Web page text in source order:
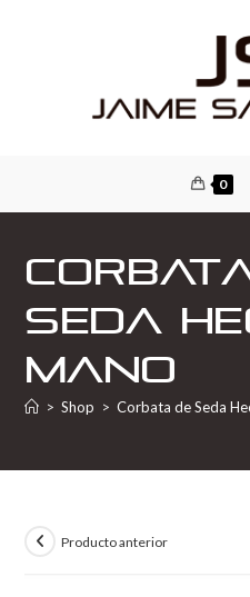
0
Seda
Mano
> Shop > Corbata de Seda
Producto anterior